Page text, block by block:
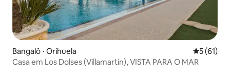
Bangalô ⋅ Orihuela 5 de uma
5 (61)
Casa em Los Dolses (Villamartín), VISTA PARA O MAR